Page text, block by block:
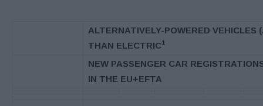
ALTERNATIVELY-POWERED VEHICLES
THAN ELECTRIC1
NEW PASSENGER CAR
IN THE EU+EFTA